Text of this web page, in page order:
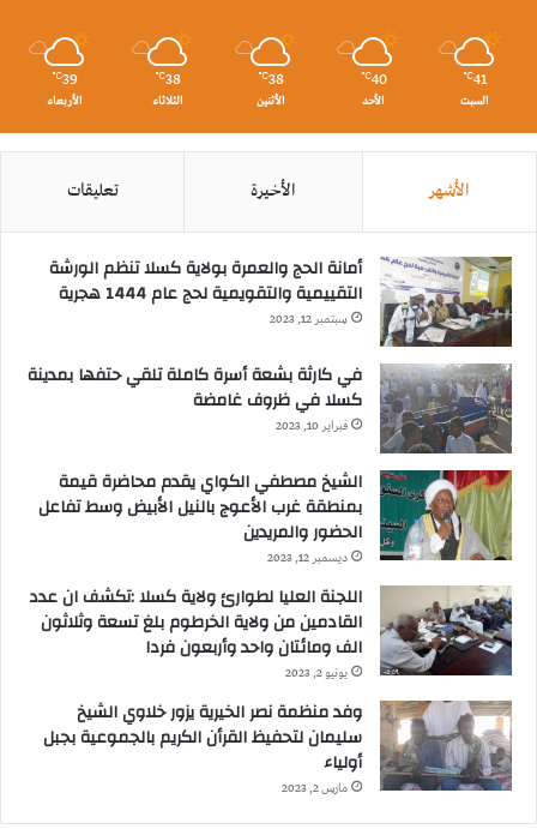
41
℃
السبت
40
℃
الأحد
38
℃
الأثنين
38
℃
الثلاثاء
39
℃
الأربعاء
الأشهر الأخيرة تعليقات
أمانة الحج والعمرة بولاية كسلا تنظم الورشة
التقييمية والتقويمية لحج عام 1444 هجرية
سبتمبر 12, 2023
في كارثة بشعة أسرة كاملة تلقي حتفها بمدينة
كسلا في ظروف غامضة
فبراير 10, 2023
الشيخ مصطفي الكواي يقدم محاضرة قيمة
بمنطقة غرب الأعوج بالنيل الأبيض وسط تفاعل
الحضور والمريدين
ديسمبر 12, 2023
اللجنة العليا لطوارئ ولاية كسلا :تكشف ان عدد
القادمين من ولاية الخرطوم بلغ تسعة وثلاثون
الف ومائتان واحد وأربعون فردا
يونيو 2, 2023
وفد منظمة نصر الخيرية يزور خلاوي الشيخ
سليمان لتحفيظ القرأن الكريم بالجموعية بجبل
أولياء
مارس 2, 2023